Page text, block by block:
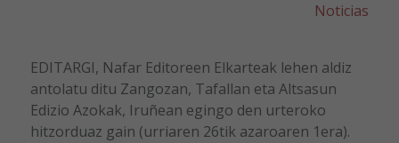
Noticias
EDITARGI, Nafar Editoreen Elkarteak lehen aldiz
antolatu ditu Zangozan, Tafallan eta Altsasun
Edizio Azokak, Iruñean egingo den urteroko
hitzorduaz gain (urriaren 26tik azaroaren 1era).